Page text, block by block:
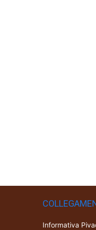
Informativa